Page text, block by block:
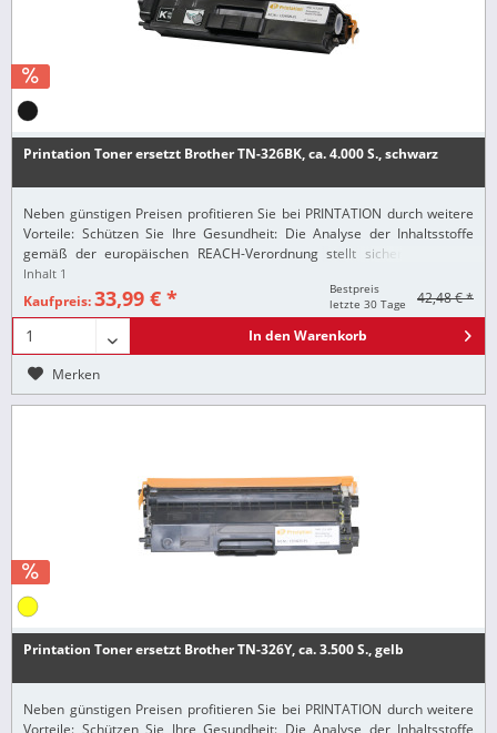
Printation Toner ersetzt Brother TN-326BK, ca. 4.000 S., schwarz
Neben günstigen Preisen profitieren Sie bei PRINTATION durch weitere
Vorteile: Schützen Sie Ihre Gesundheit: Die Analyse der Inhaltsstoffe
gemäß der europäischen REACH-Verordnung stellt sicher, dass alle
Printation-Produkte nur...
Inhalt 1
Kaufpreis:33,99 € * 42,48 € *
Bestpreis
letzte 30 Tage
In den Warenkorb
Merken
Printation Toner ersetzt Brother TN-326Y, ca. 3.500 S., gelb
Neben günstigen Preisen profitieren Sie bei PRINTATION durch weitere
Vorteile: Schützen Sie Ihre Gesundheit: Die Analyse der Inhaltsstoffe